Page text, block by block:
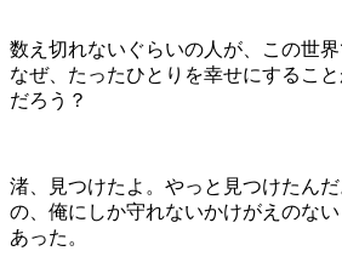
数え切れないぐらいの人が、この世
なぜ、たったひとりを幸せにするこ
だろう？
渚、見つけたよ。やっと見つけたん
の、俺にしか守れないかけがえのな
あった。